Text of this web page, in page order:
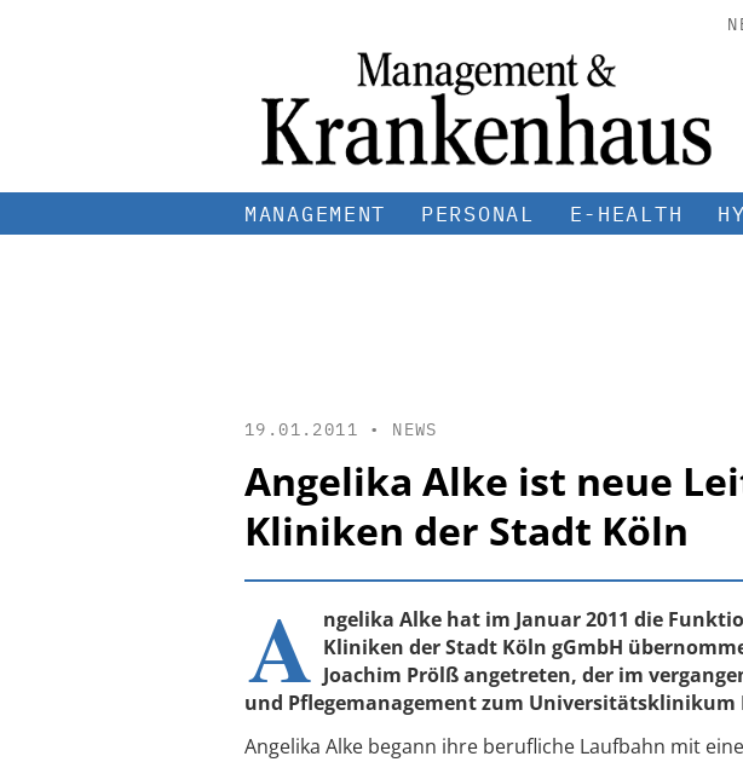
MANAGEMENT PERSONAL E-HEALTH
19.01.2011 • NEWS
Angelika Alke ist neue
Kliniken der Stadt Köln
A ngelika Alke hat im Januar 2011 die
Kliniken der Stadt Köln gGmbH
Joachim Prölß angetreten, der im
und Pflegemanagement zum Universitätsklinikum
Angelika Alke begann ihre berufliche Laufbahn mit